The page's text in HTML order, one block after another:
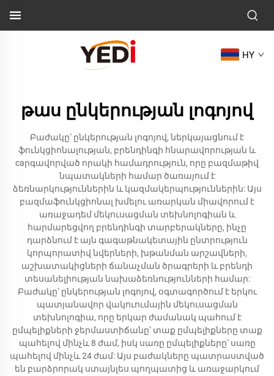
HY
թաս ընկերության լոգոյով
Բաժակը՝ ընկերության լոգոյով, ներկայացնում է
ֆունկցիոնալության, բրենդինգի հնարավորության և
caրգավորված որակի համադրություն, որը բազմաթիվ
նպատակների համար ծառայում է
ձեռնարկություններին և կազմակերպություններին: Այս
բազմաֆունկցիոնալ խմելու առարկան միավորում է
առաջադեմ մեկուսացման տեխնոլոգիան և
հարմարեցվող բրենդինգի տարբերակները, ինչը
դարձնում է այն գագաթնակետային ընտրություն
կորպորատիվ նվերների, խթանման արշավների,
աշխատակիցների ճանաչման ծրագրերի և բրենդի
տեսանելիության նախաձեռնությունների համար:
Բաժակը՝ ընկերության լոգոյով, օգտագործում է երկու
պատյանավոր վակուումային մեկուսացման
տեխնոլոգիա, որը երկար ժամանակ պահում է
ըմպելիքների ջերմաստիճանը՝ տաք ըմպելիքները տաք
պահելով մինչև 8 ժամ, իսկ սառը ըմպելիքները՝ սառը
պահելով մինչև 24 ժամ: Այս բաժակները պատրաստված
են բարձրորակ ստայնլես պողպատից և առաջարկում